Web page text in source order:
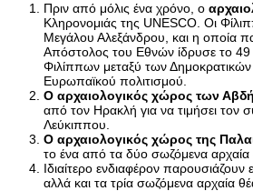
Πριν από μόλις ένα χρόνο, ο
Κληρονομιάς της UNESCO. Οι
Μεγάλου Αλεξάνδρου, και η οποία
Απόστολος του Εθνών ίδρυσε το
Φιλίππων μεταξύ των
Ευρωπαϊκού πολιτισμού.
Ο αρχαιολογικός χώρος των
από τον Ηρακλή για να τιμήσει
Λεύκιππου.
Ο αρχαιολογικός χώρος της
το ένα από τα δύο σωζόμενα
Ιδιαίτερο ενδιαφέρον
αλλά και τα τρία σωζόμενα αρχαία